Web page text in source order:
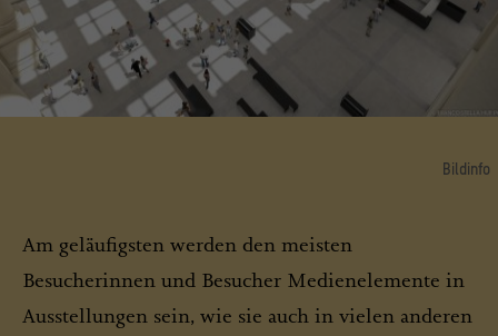
Bildinfo
Am geläufigsten werden den meisten
Besucherinnen und Besucher Medienelemente in
Ausstellungen sein, wie sie auch in vielen anderen